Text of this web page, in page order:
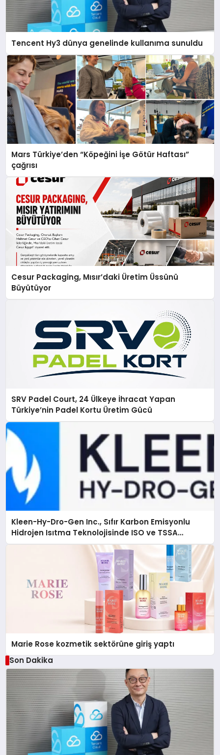
Tencent Hy3 dünya genelinde kullanıma sunuldu
Mars Türkiye’den “Köpeğini İşe Götür Haftası”
çağrısı
Cesur Packaging, Mısır’daki Üretim Üssünü
Büyütüyor
SRV Padel Court, 24 Ülkeye İhracat Yapan
Türkiye’nin Padel Kortu Üretim Gücü
Kleen-Hy-Dro-Gen Inc., Sıfır Karbon Emisyonlu
Hidrojen Isıtma Teknolojisinde ISO ve TSSA
Düzenleyici Onaylarını Aldı
Marie Rose kozmetik sektörüne giriş yaptı
Son Dakika